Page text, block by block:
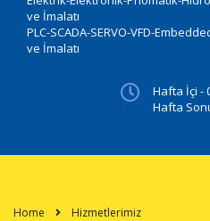
ve İmalatı
PLC-SCADA-SERVO-VFD-
ve İmalatı
Hafta İçi -
Hafta
Home Hizmetlerimiz